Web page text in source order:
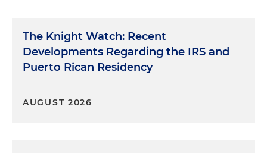
The Knight Watch: Recent
Developments Regarding the IRS and
Puerto Rican Residency
AUGUST 2026